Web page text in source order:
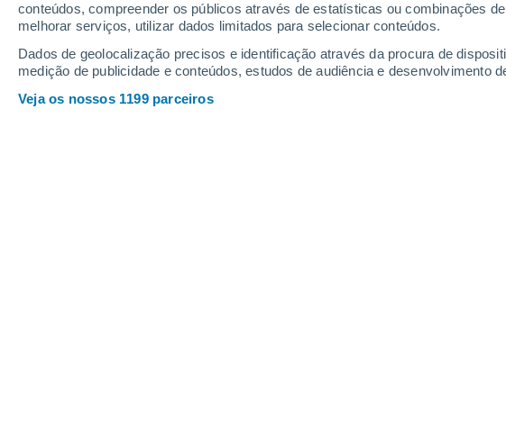
conteúdos, compreender os públicos através de estatísticas ou combinações
melhorar serviços, utilizar dados limitados para selecionar conteúdos.
Dados de geolocalização precisos e identificação através da procura de
medição de publicidade e conteúdos, estudos de audiência e desenvolvimento
Veja os nossos 1199 parceiros